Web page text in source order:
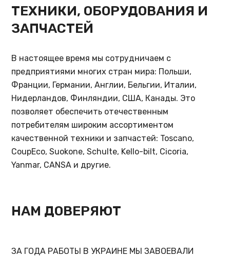
ТЕХНИКИ, ОБОРУДОВАНИЯ И
ЗАПЧАСТЕЙ
В настоящее время мы сотрудничаем с
предприятиями многих стран мира: Польши,
Франции, Германии, Англии, Бельгии, Италии,
Нидерландов, Финляндии, США, Канады. Это
позволяет обеспечить отечественным
потребителям широким ассортиментом
качественной техники и запчастей: Toscano,
CoupEco, Suokone, Schulte, Kello-bilt, Cicoria,
Yanmar, CANSA и другие.
НАМ ДОВЕРЯЮТ
ЗА ГОДА РАБОТЫ В УКРАИНЕ МЫ ЗАВОЕВАЛИ